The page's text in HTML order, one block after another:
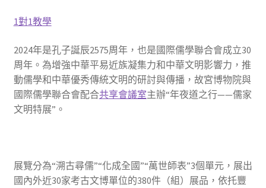
1對1教學
2024年是孔子誕辰2575周年，也是國際儒學聯合會成立30
周年。為增強中華平易近族凝集力和中華文明影響力，推
動儒學和中華優秀傳統文明的研討與傳播，故宮博物院與
國際儒學聯合會配合共享會議室主辦“年夜道之行——儒家
文明特展”。
展覽分為“溯古尋儒”“化成全國”“萬世師表”3個單元，展出
國內外近30家考古文博單位的380件（組）展品，依托豐